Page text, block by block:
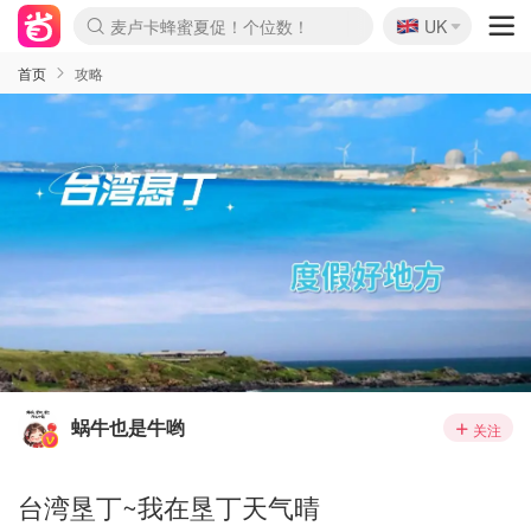
麦卢卡蜂蜜夏促！个位数！
🇬🇧
UK
首页 攻略
蜗牛也是牛哟 关注
台湾垦丁~我在垦丁天气晴